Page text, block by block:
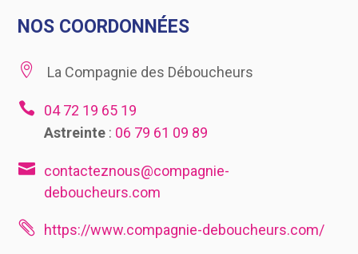
NOS COORDONNÉES
 La Compagnie des Déboucheurs

04 72 19 65 19
Astreinte: 06 79 61 09 89
 contacteznous@compagnie-
deboucheurs.com
 https://www.compagnie-deboucheurs.com/